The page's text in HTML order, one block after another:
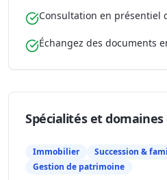
Consultation en présentiel
Échangez des documents
Spécialités et
Immobilier Succession &
Gestion de patrimoine